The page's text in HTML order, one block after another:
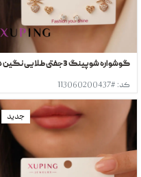
گوشواره شوپینگ 3جفتی طلایی نگین دار
کد: #113060200437
جدید